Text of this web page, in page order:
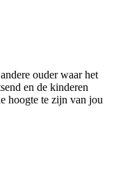
ouder waar het
en de kinderen
hoogte te zijn van jou